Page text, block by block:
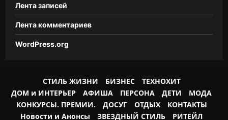
Лента записей
Лента комментариев
WordPress.org
СТИЛЬ ЖИЗНИ БИЗНЕС
ТЕХНОХИТ
ДОМ и ИНТЕРЬЕР
АФИША ПЕРСОНА ДЕТИ
МОДА
КОНКУРСЫ. ПРЕМИИ.
ДОСУГ ОТДЫХ
КОНТАКТЫ
Новости и Анонсы
ЗВЕЗДНЫЙ СТИЛЬ РИТЕЙЛ